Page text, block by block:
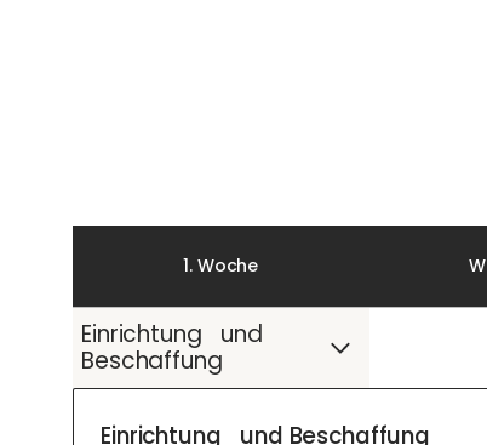
1. Woche
Einrichtung und
Beschaffung
Einrichtung und Beschaffung